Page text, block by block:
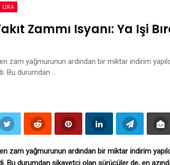
LİRA
Zammı Isyanı: Ya Işi
zam yağmurunun ardından bir miktar indirim
Bu durumdan …
zam yağmurunun ardından bir miktar indirim
Bu durumdan şikayetçi olan sürücüler de, en